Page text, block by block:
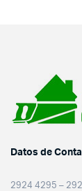
Datos de
2924 4295 –